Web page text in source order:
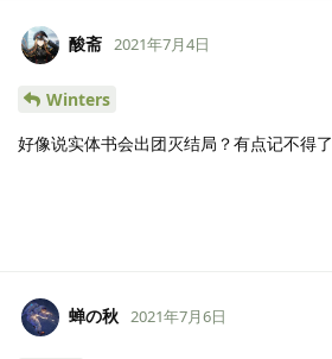
酸斋 2021年7月4日
Winters
好像说实体书会出团灭结局？有点记不得
蝉の秋 2021年7月6日